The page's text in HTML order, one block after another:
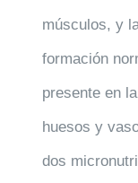
músculos, y
formación
presente en
huesos y
dos